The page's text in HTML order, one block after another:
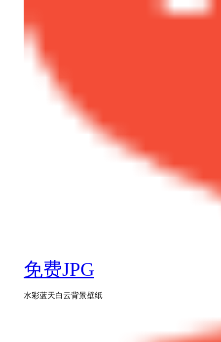
免费JPG
水彩蓝天白云背景壁纸